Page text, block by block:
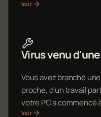
Voir
Virus venu
Vous avez branché
proche, d'un travail
votre PC a commencé
Voir